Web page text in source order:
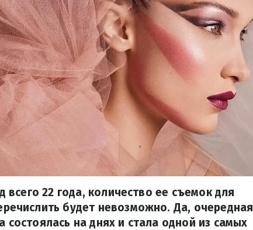
22 года, количество ее съемок для
будет невозможно. Да, очередная
на днях и стала одной из самых